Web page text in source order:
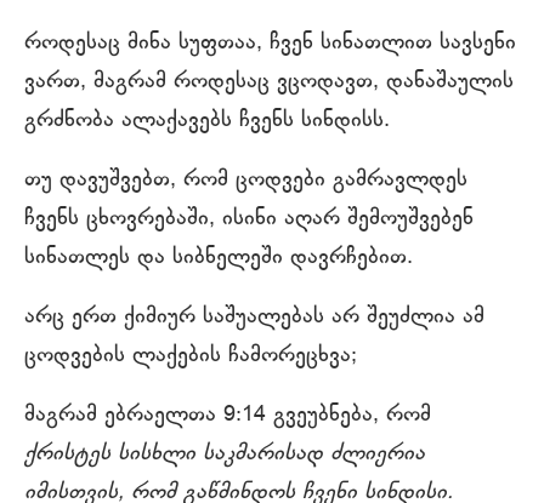
როდესაც მინა სუფთაა, ჩვენ სინათლით სავსენი
ვართ, მაგრამ როდესაც ვცოდავთ, დანაშაულის
გრძნობა ალაქავებს ჩვენს სინდისს.
თუ დავუშვებთ, რომ ცოდვები გამრავლდეს
ჩვენს ცხოვრებაში, ისინი აღარ შემოუშვებენ
სინათლეს და სიბნელეში დავრჩებით.
არც ერთ ქიმიურ საშუალებას არ შეუძლია ამ
ცოდვების ლაქების ჩამორეცხვა;
მაგრამ ებრაელთა 9:14 გვეუბნება, რომ
ქრისტეს სისხლი საკმარისად ძლიერია
იმისთვის, რომ გაწმინდოს ჩვენი სინდისი.